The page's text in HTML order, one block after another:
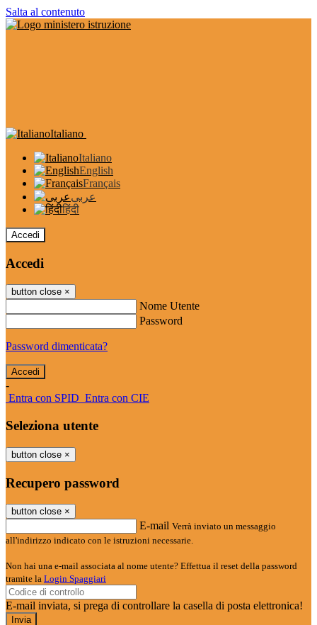
Salta al contenuto
Italiano
Italiano
English
Français
عربى
हिंदी
Accedi
Accedi
button close ×
Nome Utente
Password
Password dimenticata?
-
Entra con SPID Entra con CIE
Seleziona utente
button close ×
Recupero password
button close ×
E-mail Verrà inviato un messaggio
all'indirizzo indicato con le istruzioni necessarie.
Non hai una e-mail associata al nome utente? Effettua il reset della password
tramite la Login Spaggiari
E-mail inviata, si prega di controllare la casella di posta elettronica!